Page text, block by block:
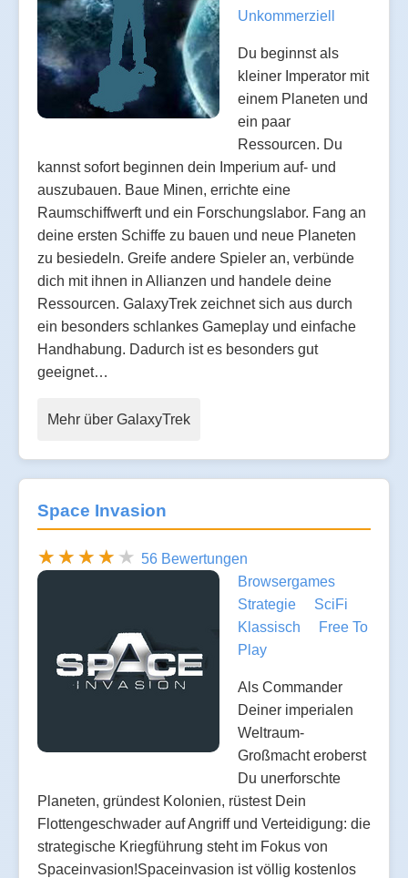
Unkommerziell
Du beginnst als
kleiner Imperator mit
einem Planeten und
ein paar
Ressourcen. Du
kannst sofort beginnen dein Imperium auf- und
auszubauen. Baue Minen, errichte eine
Raumschiffwerft und ein Forschungslabor. Fang an
deine ersten Schiffe zu bauen und neue Planeten
zu besiedeln. Greife andere Spieler an, verbünde
dich mit ihnen in Allianzen und handele deine
Ressourcen. GalaxyTrek zeichnet sich aus durch
ein besonders schlankes Gameplay und einfache
Handhabung. Dadurch ist es besonders gut
geeignet…
Mehr über GalaxyTrek
Space Invasion
56 Bewertungen
Browsergames
Strategie
SciFi
Klassisch
Free To
Play
Als Commander
Deiner imperialen
Weltraum-
Großmacht eroberst
Du unerforschte
Planeten, gründest Kolonien, rüstest Dein
Flottengeschwader auf Angriff und Verteidigung: die
strategische Kriegführung steht im Fokus von
Spaceinvasion!Spaceinvasion ist völlig kostenlos